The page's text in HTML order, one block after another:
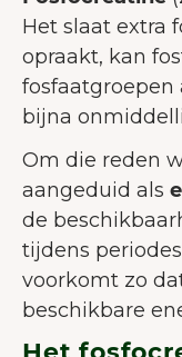
Het slaat extra
opraakt, kan
fosfaatgroepen
bijna
Om die reden
aangeduid als
de
tijdens
voorkomt zo
beschikbare